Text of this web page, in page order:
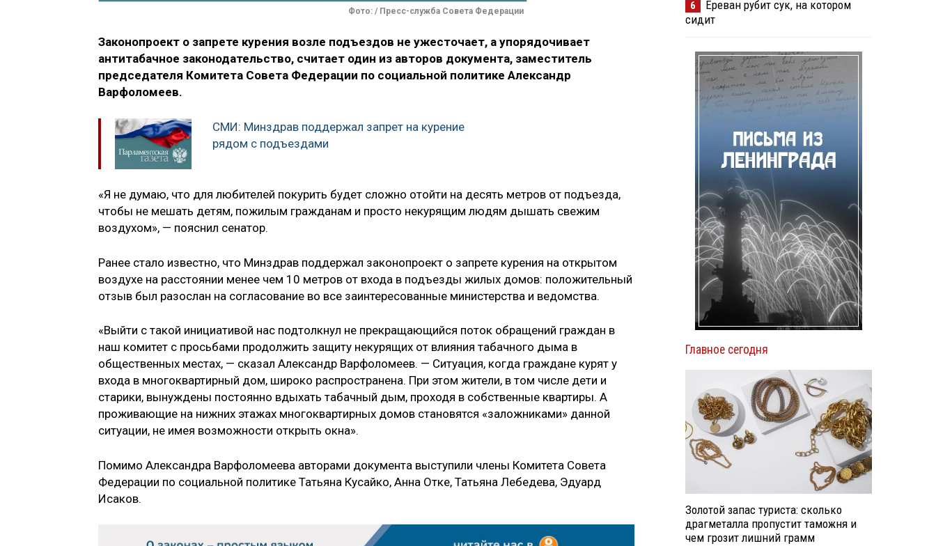
Фото: / Пресс-служба Совета Федерации
Законопроект о запрете курения возле подъездов не ужесточает, а упорядочивает
антитабачное законодательство, считает один из авторов документа, заместитель
председателя Комитета Совета Федерации по социальной политике Александр
Варфоломеев.
СМИ: Минздрав поддержал запрет на курение
рядом с подъездами
«Я не думаю, что для любителей покурить будет сложно отойти на десять метров от подъезда,
чтобы не мешать детям, пожилым гражданам и просто некурящим людям дышать свежим
воздухом», — пояснил сенатор.
Ранее стало известно, что Минздрав поддержал законопроект о запрете курения на открытом
воздухе на расстоянии менее чем 10 метров от входа в подъезды жилых домов: положительный
отзыв был разослан на согласование во все заинтересованные министерства и ведомства.
«Выйти с такой инициативой нас подтолкнул не прекращающийся поток обращений граждан в
наш комитет с просьбами продолжить защиту некурящих от влияния табачного дыма в
общественных местах, — сказал Александр Варфоломеев. — Ситуация, когда граждане курят у
входа в многоквартирный дом, широко распространена. При этом жители, в том числе дети и
старики, вынуждены постоянно вдыхать табачный дым, проходя в собственные квартиры. А
проживающие на нижних этажах многоквартирных домов становятся «заложниками» данной
ситуации, не имея возможности открыть окна».
Помимо Александра Варфоломеева авторами документа выступили члены Комитета Совета
Федерации по социальной политике Татьяна Кусайко, Анна Отке, Татьяна Лебедева, Эдуард
Исаков.
6
Ереван рубит сук, на котором
сидит
Главное сегодня
Золотой запас туриста: сколько
драгметалла пропустит таможня и
чем грозит лишний грамм